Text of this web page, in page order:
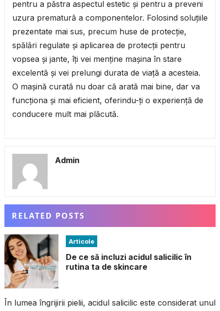
pentru a păstra aspectul estetic și pentru a preveni
uzura prematură a componentelor. Folosind soluțiile
prezentate mai sus, precum huse de protecție,
spălări regulate și aplicarea de protecții pentru
vopsea și jante, îți vei menține mașina în stare
excelentă și vei prelungi durata de viață a acesteia.
O mașină curată nu doar că arată mai bine, dar va
funcționa și mai eficient, oferindu-ți o experiență de
conducere mult mai plăcută.
Admin
RELATED POSTS
Articole
De ce să incluzi acidul salicilic în
rutina ta de skincare
În lumea îngrijirii pielii, acidul salicilic este considerat unul